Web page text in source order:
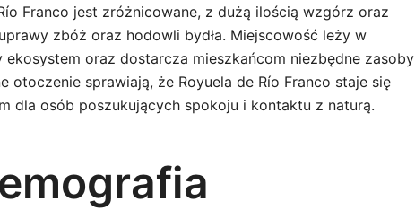
Franco jest zróżnicowane, z dużą ilością wzgórz oraz
zbóż oraz hodowli bydła. Miejscowość leży w
oraz dostarcza mieszkańcom niezbędne zasoby
otoczenie sprawiają, że Royuela de Río Franco staje się
dla osób poszukujących spokoju i kontaktu z naturą.